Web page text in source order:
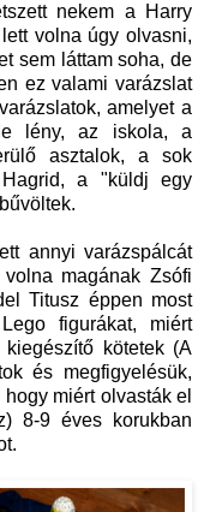
nekem a Harry
volna úgy olvasni,
sem láttam soha, de
ez valami varázslat
amelyet a
lény, az iskola, a
asztalok, a sok
a "küldj egy
annyi varázspálcát
magának Zsófi
Titusz éppen most
figurákat, miért
kötetek (A
és megfigyelésük,
miért olvasták el
8-9 éves korukban